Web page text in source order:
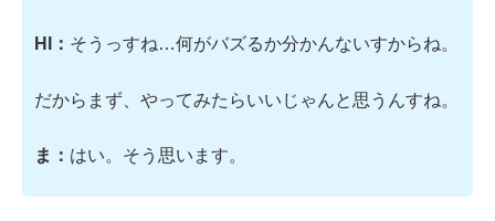
HI： そうっすね…何がバズるか分かんないすからね。
だからまず、やってみたらいいじゃんと思うんすね。
ま： はい。そう思います。